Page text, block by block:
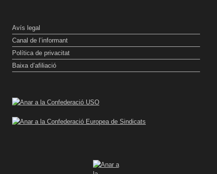
Avís legal
Canal de l’informant
Política de privacitat
Baixa d’afiliació